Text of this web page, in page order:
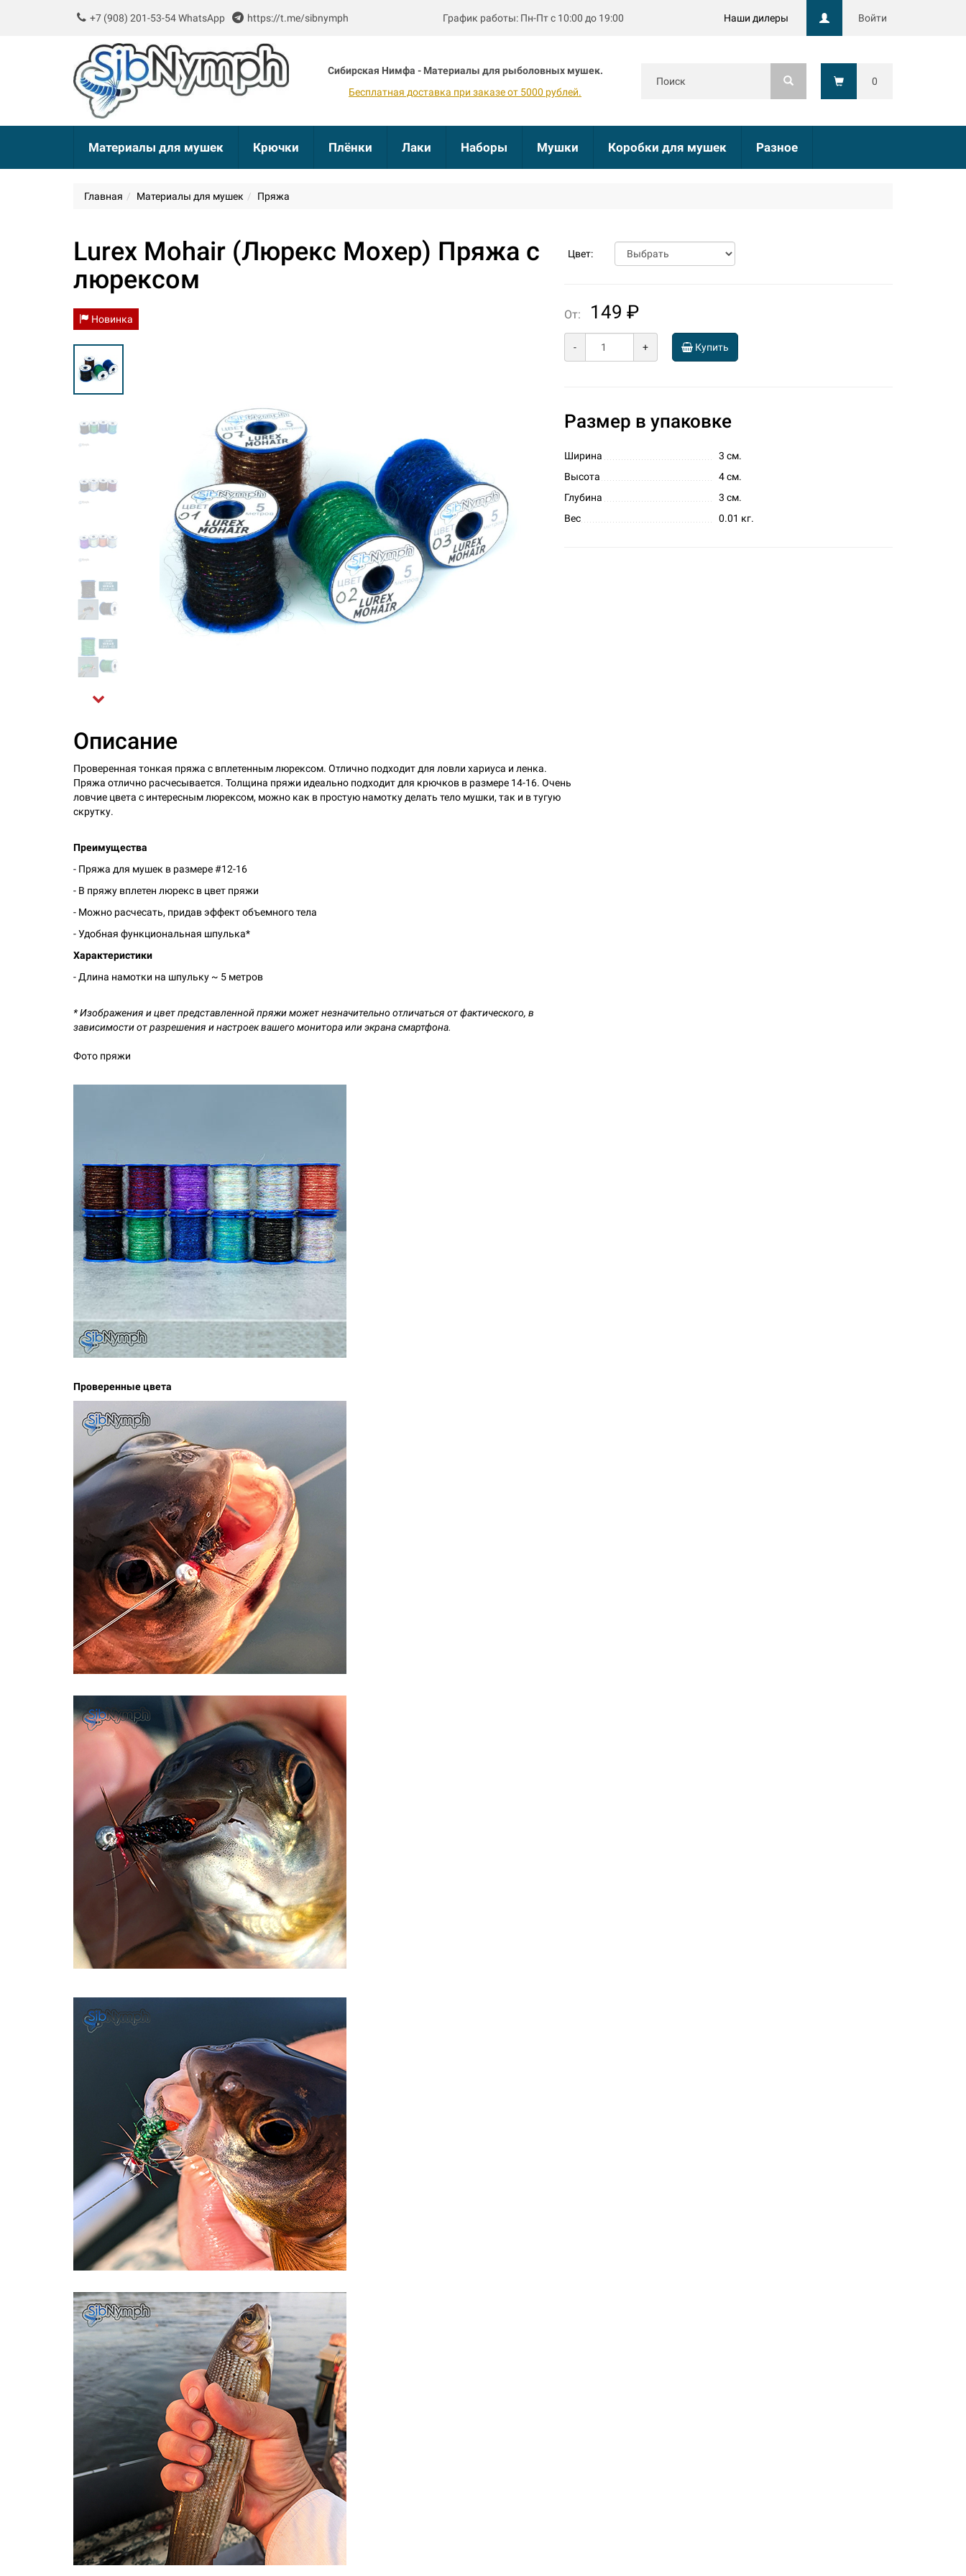
+7 (908) 201-53-54 WhatsApp https://t.me/sibnymph График работы: Пн-Пт с 10:00 до 19:00 Наши дилеры Войти
Сибирская Нимфа - Материалы для рыболовных мушек.
Бесплатная доставка при заказе от 5000 рублей.
0
Материалы для мушек Крючки Плёнки Лаки Наборы Мушки Коробки для мушек Разное
Главная Материалы для мушек Пряжа
Lurex Mohair (Люрекс Мохер) Пряжа с
люрексом
Новинка
Цвет:
От: 149 ₽
- + Купить
Размер в упаковке
Ширина
3 см.
Высота
4 см.
Глубина
3 см.
Вес
0.01 кг.
Описание
Проверенная тонкая пряжа с вплетенным люрексом. Отлично подходит для ловли хариуса и ленка.
Пряжа отлично расчесывается. Толщина пряжи идеально подходит для крючков в размере 14-16. Очень
ловчие цвета с интересным люрексом, можно как в простую намотку делать тело мушки, так и в тугую
скрутку.
Преимущества
- Пряжа для мушек в размере #12-16
- В пряжу вплетен люрекс в цвет пряжи
- Можно расчесать, придав эффект объемного тела
- Удобная функциональная шпулька*
Характеристики
- Длина намотки на шпульку ~ 5 метров
* Изображения и цвет представленной пряжи может незначительно отличаться от фактического, в
зависимости от разрешения и настроек вашего монитора или экрана смартфона.
Фото пряжи
Проверенные цвета